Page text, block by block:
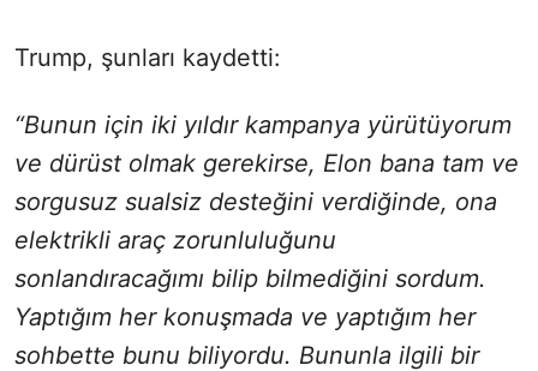
Trump, şunları kaydetti:
“Bunun için iki yıldır kampanya yürütüyorum
ve dürüst olmak gerekirse, Elon bana tam ve
sorgusuz sualsiz desteğini verdiğinde, ona
elektrikli araç zorunluluğunu
sonlandıracağımı bilip bilmediğini sordum.
Yaptığım her konuşmada ve yaptığım her
sohbette bunu biliyordu. Bununla ilgili bir